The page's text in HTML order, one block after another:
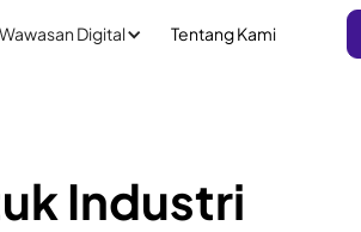
Wawasan Digital Tentang Kami
Industri